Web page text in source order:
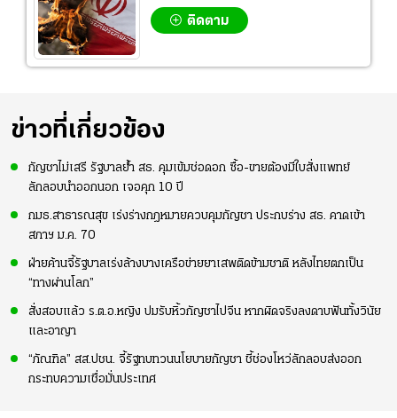
ติดตาม
ข่าวที่เกี่ยวข้อง
กัญชาไม่เสรี รัฐบาลย้ำ สธ. คุมเข้มช่อดอก ซื้อ-ขายต้องมีใบสั่งแพทย์
ลักลอบนำออกนอก เจอคุก 10 ปี
กมธ.สาธารณสุข เร่งร่างกฎหมายควบคุมกัญชา ประกบร่าง สธ. คาดเข้า
สภาฯ ม.ค. 70
ฝ่ายค้านจี้รัฐบาลเร่งล้างบางเครือข่ายยาเสพติดข้ามชาติ หลังไทยตกเป็น
“ทางผ่านโลก”
สั่งสอบแล้ว ร.ต.อ.หญิง ปมรับหิ้วกัญชาไปจีน หากผิดจริงลงดาบฟันทั้งวินัย
และอาญา
“ภัณฑิล” สส.ปชน. จี้รัฐทบทวนนโยบายกัญชา ชี้ช่องโหว่ลักลอบส่งออก
กระทบความเชื่อมั่นประเทศ